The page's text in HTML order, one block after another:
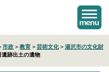
市政 > 教育 > 芸術文化 > 湯沢市の文化財
遺跡出土の遺物